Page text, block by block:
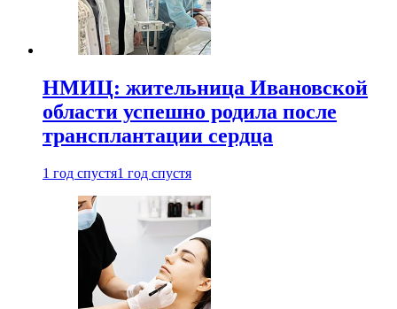
НМИЦ: жительница Ивановской
области успешно родила после
трансплантации сердца
1 год спустя1 год спустя